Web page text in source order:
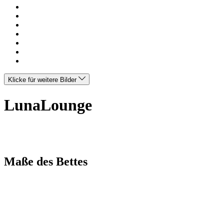
Klicke für weitere Bilder
LunaLounge
Maße des Bettes